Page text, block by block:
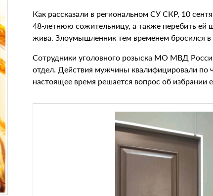
Как рассказали в региональном СУ СКР, 10
48-летнюю сожительницу, а также перебить ей
жива. Злоумышленник тем временем бросился
Сотрудники уголовного розыска МО МВД
отдел. Действия мужчины квалифицировали по
настоящее время решается вопрос об избрании